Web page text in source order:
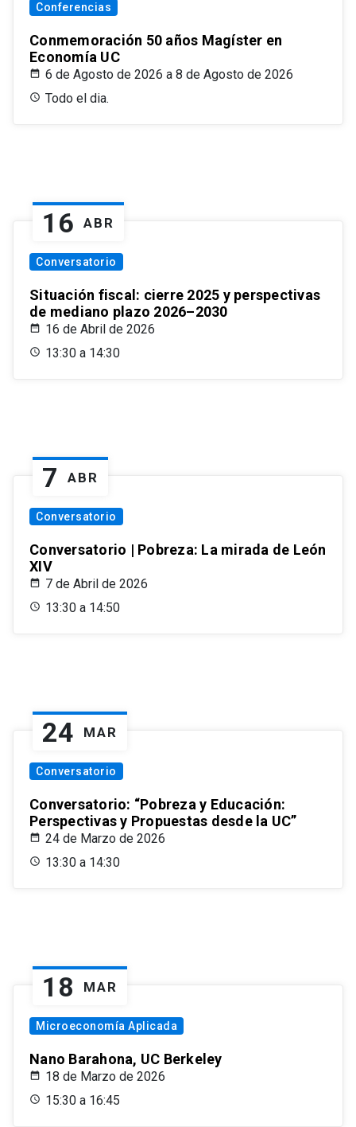
Conferencias
Conmemoración 50 años Magíster en
Economía UC
6 de Agosto de 2026 a 8 de Agosto de 2026
Todo el dia.
16 ABR
Conversatorio
Situación fiscal: cierre 2025 y perspectivas
de mediano plazo 2026–2030
16 de Abril de 2026
13:30 a 14:30
7 ABR
Conversatorio
Conversatorio | Pobreza: La mirada de León
XIV
7 de Abril de 2026
13:30 a 14:50
24 MAR
Conversatorio
Conversatorio: “Pobreza y Educación:
Perspectivas y Propuestas desde la UC”
24 de Marzo de 2026
13:30 a 14:30
18 MAR
Microeconomía Aplicada
Nano Barahona, UC Berkeley
18 de Marzo de 2026
15:30 a 16:45